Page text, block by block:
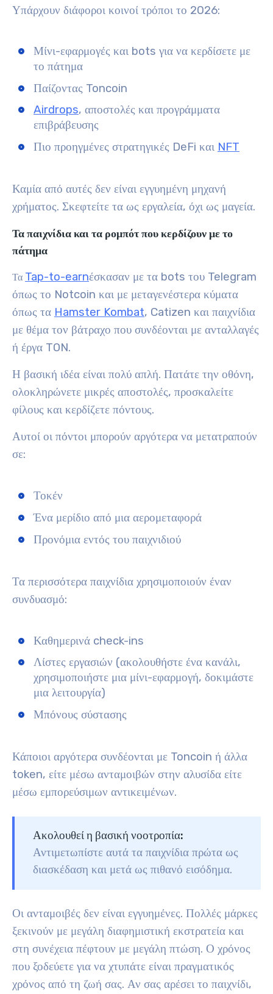
Υπάρχουν διάφοροι κοινοί τρόποι το 2026:
Μίνι-εφαρμογές και bots για να κερδίσετε με
το πάτημα
Παίζοντας Toncoin
Airdrops, αποστολές και προγράμματα
επιβράβευσης
Πιο προηγμένες στρατηγικές DeFi και NFT
Καμία από αυτές δεν είναι εγγυημένη μηχανή
χρήματος. Σκεφτείτε τα ως εργαλεία, όχι ως μαγεία.
Τα παιχνίδια και τα ρομπότ που κερδίζουν με το
πάτημα
Τα Tap-to-earnέσκασαν με τα bots του Telegram
όπως το Notcoin και με μεταγενέστερα κύματα
όπως τα Hamster Kombat, Catizen και παιχνίδια
με θέμα τον βάτραχο που συνδέονται με ανταλλαγές
ή έργα TON.
Η βασική ιδέα είναι πολύ απλή. Πατάτε την οθόνη,
ολοκληρώνετε μικρές αποστολές, προσκαλείτε
φίλους και κερδίζετε πόντους.
Αυτοί οι πόντοι μπορούν αργότερα να μετατραπούν
σε:
Τοκέν
Ένα μερίδιο από μια αερομεταφορά
Προνόμια εντός του παιχνιδιού
Τα περισσότερα παιχνίδια χρησιμοποιούν έναν
συνδυασμό:
Καθημερινά check-ins
Λίστες εργασιών (ακολουθήστε ένα κανάλι,
χρησιμοποιήστε μια μίνι-εφαρμογή, δοκιμάστε
μια λειτουργία)
Μπόνους σύστασης
Κάποιοι αργότερα συνδέονται με Toncoin ή άλλα
token, είτε μέσω ανταμοιβών στην αλυσίδα είτε
μέσω εμπορεύσιμων αντικειμένων.
Ακολουθεί η βασική νοοτροπία:
Αντιμετωπίστε αυτά τα παιχνίδια πρώτα ως
διασκέδαση και μετά ως πιθανό εισόδημα.
Οι ανταμοιβές δεν είναι εγγυημένες. Πολλές μάρκες
ξεκινούν με μεγάλη διαφημιστική εκστρατεία και
στη συνέχεια πέφτουν με μεγάλη πτώση. Ο χρόνος
που ξοδεύετε για να χτυπάτε είναι πραγματικός
χρόνος από τη ζωή σας. Αν σας αρέσει το παιχνίδι,